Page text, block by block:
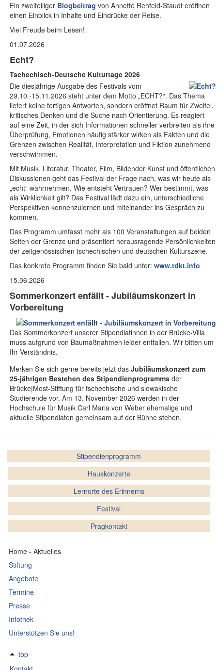
Ein zweiteiliger Blogbeitrag von Annette Rehfeld-Staudt eröffnen
einen Einblick in Inhalte und Eindrücke der Reise.
Viel Freude beim Lesen!
01.07.2026
Echt?
Tschechisch-Deutsche Kulturtage 2026
Die diesjährige Ausgabe des Festivals vom
29.10.-15.11.2026 steht unter dem Motto „ECHT?“. Das Thema
liefert keine fertigen Antworten, sondern eröffnet Raum für Zweifel,
kritisches Denken und die Suche nach Orientierung. Es reagiert
auf eine Zeit, in der sich Informationen schneller verbreiten als ihre
Überprüfung, Emotionen häufig stärker wirken als Fakten und die
Grenzen zwischen Realität, Interpretation und Fiktion zunehmend
verschwimmen.
Mit Musik, Literatur, Theater, Film, Bildender Kunst und öffentlichen
Diskussionen geht das Festival der Frage nach, was wir heute als
„echt“ wahrnehmen. Wie entsteht Vertrauen? Wer bestimmt, was
als Wirklichkeit gilt? Das Festival lädt dazu ein, unterschiedliche
Perspektiven kennenzulernen und miteinander ins Gespräch zu
kommen.
Das Programm umfasst mehr als 100 Veranstaltungen auf beiden
Seiten der Grenze und präsentiert herausragende Persönlichkeiten
der zeitgenössischen tschechischen und deutschen Kulturszene.
Das konkrete Programm finden Sie bald unter: www.tdkt.info
15.06.2026
Sommerkonzert enfällt - Jubiläumskonzert in
Vorbereitung
Das Sommerkonzert unserer Stipendiatinnen in der Brücke-Villa
muss aufgrund von Baumaßnahmen leider entfallen. Wir bitten um
Ihr Verständnis.
Merken Sie sich gerne bereits jetzt das Jubiläumskonzert zum
25-jährigen Bestehen des Stipendienprogramms der
Brücke|Most-Stiftung für tschechische und slowakische
Studierende vor. Am 13. November 2026 werden in der
Hochschule für Musik Carl Maria von Weber ehemalige und
aktuelle Stipendiaten gemeinsam auf der Bühne stehen.
Stipendienprogramm
Hauskonzerte
Lernorte des Erinnerns
Festival
Pragkontakt
Home - Aktuelles
Stiftung
Angebote
Termine
Presse
Infothek
Unterstützen Sie uns!
top